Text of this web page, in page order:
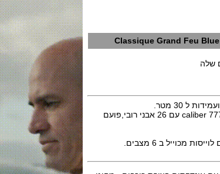
Classique Grand Feu
שלה
המנגנון מכני אוטומטי ביצור עצמי של בריגה (Breguet in-house) דגם caliber 777Q עם 26 אבני רובי,פועם